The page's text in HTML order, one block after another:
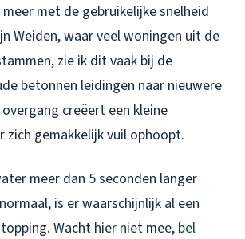
met de gebruikelijke snelheid
Weiden, waar veel woningen uit de
zie ik dit vaak bij de
betonnen leidingen naar nieuwere
overgang creëert een kleine
zich gemakkelijk vuil ophoopt.
meer dan 5 seconden langer
is er waarschijnlijk al een
Wacht hier niet mee, bel